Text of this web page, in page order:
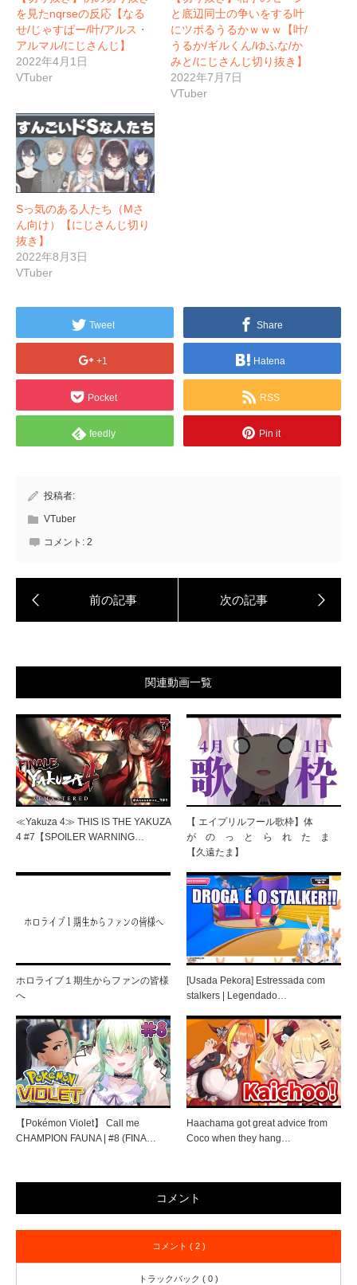
を見たnqrseの反応【なる
せ/じゃすぱー/叶/アルス・
アルマル/にじさんじ】
2022年4月1日
VTuber
と底辺同士の争いをする叶
にツボるうるかｗｗｗ【叶/
うるか/ギルくん/ゆふな/か
みと/にじさんじ切り抜き】
2022年7月7日
VTuber
Sっ気のある人たち（Mさ
ん向け）【にじさんじ切り
抜き】
2022年8月3日
VTuber
Tweet Share
+1 Hatena
Pocket RSS
feedly Pin it
投稿者:
VTuber
コメント: 2
関連動画一覧
≪Yakuza 4≫ THIS IS THE YAKUZA
4 #7【SPOILER WARNING…
【 エイプリルフール歌枠】体
が の っ と ら れ た ま
【久遠たま】
ホロライブ１期生からファンの皆様
へ
[Usada Pekora] Estressada com
stalkers | Legendado…
【Pokémon Violet】 Call me
CHAMPION FAUNA | #8 (FINA…
Haachama got great advice from
Coco when they hang…
コメント
コメント ( 2 )
トラックバック ( 0 )